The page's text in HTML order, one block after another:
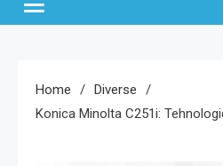
Home
Diverse
Konica Minolta C251i: